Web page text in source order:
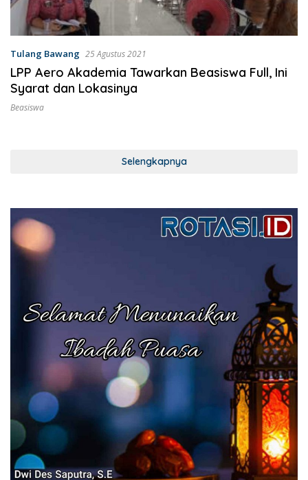
Tulang Bawang 25 Agustus 2021
LPP Aero Akademia Tawarkan Beasiswa Full, Ini
Syarat dan Lokasinya
Beasiswa
Selengkapnya